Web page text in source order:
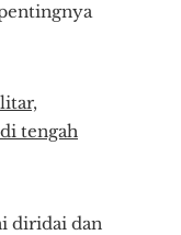
tengah
diridai dan